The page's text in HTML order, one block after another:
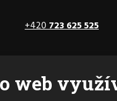
+420723 625 525
web